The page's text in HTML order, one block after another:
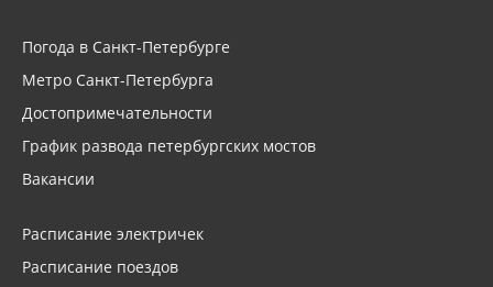
Погода в Санкт-Петербурге
Метро Санкт-Петербурга
Достопримечательности
График развода петербургских мостов
Вакансии
Расписание электричек
Расписание поездов